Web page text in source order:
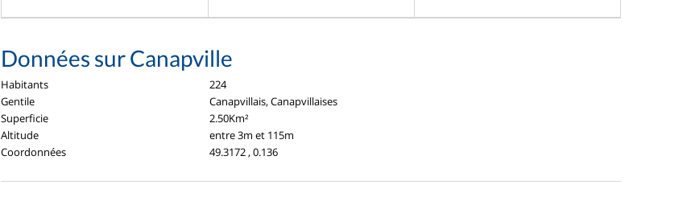
Données sur Canapville
Habitants
224
Gentile
Canapvillais, Canapvillaises
Superficie
2.50Km²
Altitude
entre 3m et 115m
Coordonnées
49.3172 , 0.136